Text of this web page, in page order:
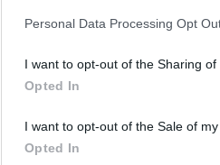
Personal Data Processing Opt
I want to opt-out of the Sharing of
Opted In
I want to opt-out of the Sale of my
Opted In